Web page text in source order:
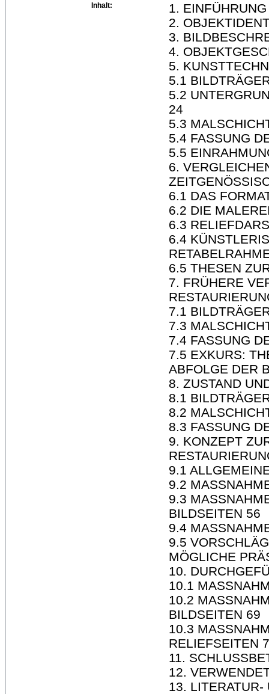
Inhalt:
1.
2.
3.
4.
5.
5.1
5.2
24
5.3
5.4 FASSUNG
5.5
6.
6.1 DAS
6.2 DIE
6.3
6.4
6.5 THESEN
7. FRÜHERE
7.1
7.3
7.4 FASSUNG
7.5 EXKURS:
ABFOLGE DER
8. ZUSTAND
8.1
8.2
8.3 FASSUNG
9. KONZEPT
9.1
9.2
9.3
BILDSEITEN 56
9.4
9.5
MÖGLICHE
10.
10.1
10.2
BILDSEITEN 69
10.3
RELIEFSEITEN
11.
12.
13. LITERATUR-